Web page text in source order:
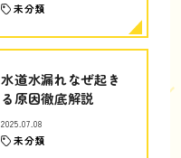
未分類
水道水漏れなぜ起き
る原因徹底解説
2025.07.08
未分類